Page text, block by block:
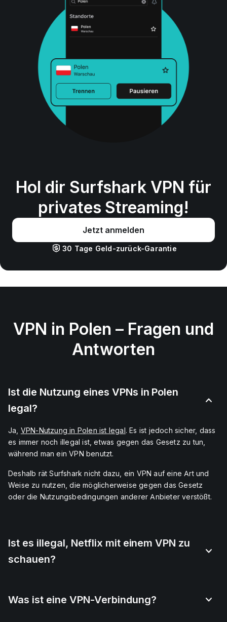
Hol dir Surfshark VPN für
privates Streaming!
Jetzt anmelden
30 Tage Geld-zurück-Garantie
VPN in Polen – Fragen und
Antworten
Ist die Nutzung eines VPNs in Polen
legal?
Ja, VPN-Nutzung in Polen ist legal . Es ist jedoch sicher, dass
es immer noch illegal ist, etwas gegen das Gesetz zu tun,
während man ein VPN benutzt.
Deshalb rät Surfshark nicht dazu, ein VPN auf eine Art und
Weise zu nutzen, die möglicherweise gegen das Gesetz
oder die Nutzungsbedingungen anderer Anbieter verstößt.
Ist es illegal, Netflix mit einem VPN zu
schauen?
Was ist eine VPN-Verbindung?